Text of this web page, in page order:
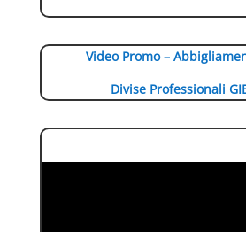
Video Promo –
Divise Professionali